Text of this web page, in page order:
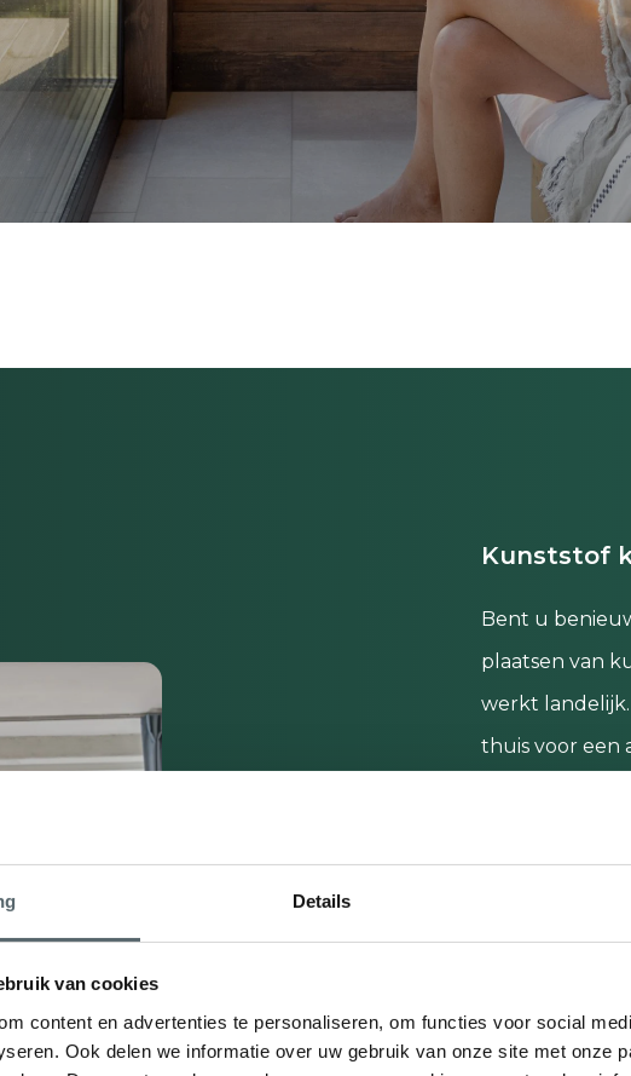
Details
van cookies
content en advertenties te personaliseren, om functies voor social
Ook delen we informatie over uw gebruik van onze site met onze
Kunststof
Bent u
plaatsen van
werkt
thuis voor een
verschillende
eigen
kunnen wij
materialen
Hepro